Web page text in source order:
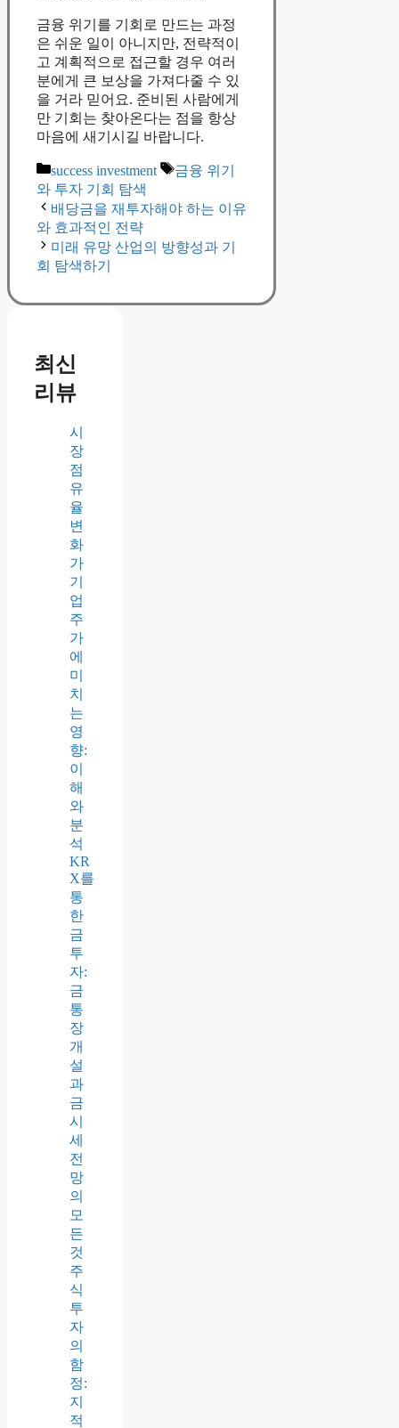
금융 위기를 기회로 만드는 과정
은 쉬운 일이 아니지만, 전략적이
고 계획적으로 접근할 경우 여러
분에게 큰 보상을 가져다줄 수 있
을 거라 믿어요. 준비된 사람에게
만 기회는 찾아온다는 점을 항상
마음에 새기시길 바랍니다.
Categories
success investment Tags
금융 위기
와 투자 기회 탐색
배당금을 재투자해야 하는 이유
와 효과적인 전략
미래 유망 산업의 방향성과 기
회 탐색하기
최신
리뷰
시
장
점
유
율
변
화
가
기
업
주
가
에
미
치
는
영
향:
이
해
와
분
석
KR
X를
통
한
금
투
자:
금
통
장
개
설
과
금
시
세
전
망
의
모
든
것
주
식
투
자
의
함
정:
지
적